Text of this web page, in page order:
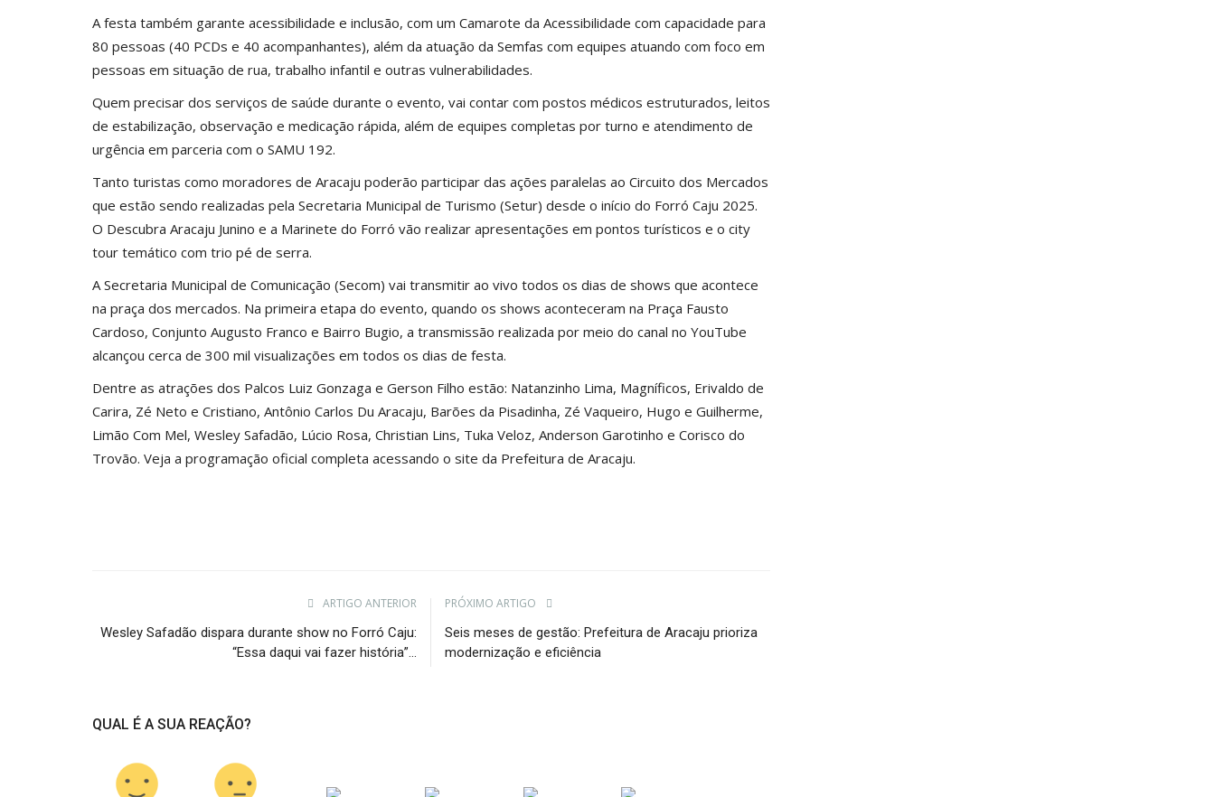
A festa também garante acessibilidade e inclusão, com um Camarote da Acessibilidade com capacidade para
80 pessoas (40 PCDs e 40 acompanhantes), além da atuação da Semfas com equipes atuando com foco em
pessoas em situação de rua, trabalho infantil e outras vulnerabilidades.
Quem precisar dos serviços de saúde durante o evento, vai contar com postos médicos estruturados, leitos
de estabilização, observação e medicação rápida, além de equipes completas por turno e atendimento de
urgência em parceria com o SAMU 192.
Tanto turistas como moradores de Aracaju poderão participar das ações paralelas ao Circuito dos Mercados
que estão sendo realizadas pela Secretaria Municipal de Turismo (Setur) desde o início do Forró Caju 2025.
O Descubra Aracaju Junino e a Marinete do Forró vão realizar apresentações em pontos turísticos e o city
tour temático com trio pé de serra.
A Secretaria Municipal de Comunicação (Secom) vai transmitir ao vivo todos os dias de shows que acontece
na praça dos mercados. Na primeira etapa do evento, quando os shows aconteceram na Praça Fausto
Cardoso, Conjunto Augusto Franco e Bairro Bugio, a transmissão realizada por meio do canal no YouTube
alcançou cerca de 300 mil visualizações em todos os dias de festa.
Dentre as atrações dos Palcos Luiz Gonzaga e Gerson Filho estão: Natanzinho Lima, Magníficos, Erivaldo de
Carira, Zé Neto e Cristiano, Antônio Carlos Du Aracaju, Barões da Pisadinha, Zé Vaqueiro, Hugo e Guilherme,
Limão Com Mel, Wesley Safadão, Lúcio Rosa, Christian Lins, Tuka Veloz, Anderson Garotinho e Corisco do
Trovão. Veja a programação oficial completa acessando o site da Prefeitura de Aracaju.
ARTIGO ANTERIOR
Wesley Safadão dispara durante show no Forró Caju:
“Essa daqui vai fazer história”...
PRÓXIMO ARTIGO
Seis meses de gestão: Prefeitura de Aracaju prioriza
modernização e eficiência
QUAL É A SUA REAÇÃO?